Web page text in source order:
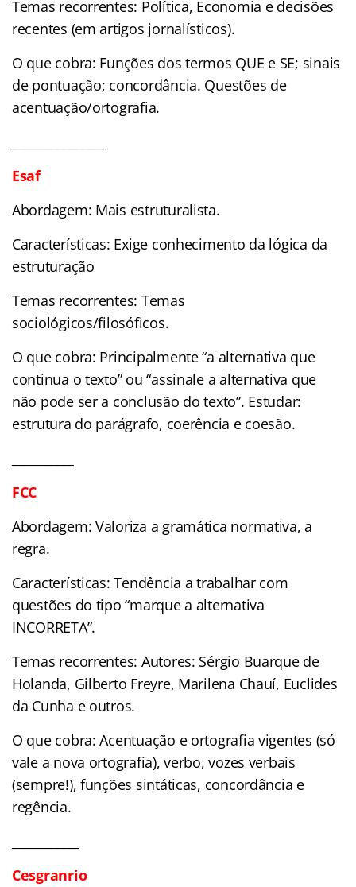
Temas recorrentes: Política, Economia e decisões
recentes (em artigos jornalísticos).
O que cobra: Funções dos termos QUE e SE; sinais
de pontuação; concordância. Questões de
acentuação/ortografia.
Esaf
Abordagem: Mais estruturalista.
Características: Exige conhecimento da lógica da
estruturação
Temas recorrentes: Temas
sociológicos/filosóficos.
O que cobra: Principalmente “a alternativa que
continua o texto” ou “assinale a alternativa que
não pode ser a conclusão do texto”. Estudar:
estrutura do parágrafo, coerência e coesão.
FCC
Abordagem: Valoriza a gramática normativa, a
regra.
Características: Tendência a trabalhar com
questões do tipo “marque a alternativa
INCORRETA”.
Temas recorrentes: Autores: Sérgio Buarque de
Holanda, Gilberto Freyre, Marilena Chauí, Euclides
da Cunha e outros.
O que cobra: Acentuação e ortografia vigentes (só
vale a nova ortografia), verbo, vozes verbais
(sempre!), funções sintáticas, concordância e
regência.
Cesgranrio